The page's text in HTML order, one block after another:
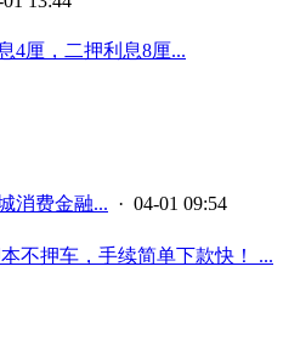
4厘，二押利息8厘...
消费金融... · 04-01 09:54
不押车，手续简单下款快！ ...